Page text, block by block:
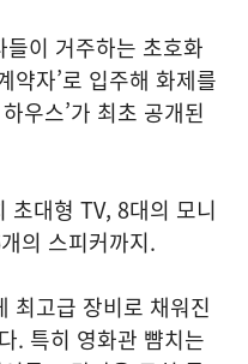
이 거주하는 초호화
약자’로 입주해 화제를
우스’가 최초 공개된
초대형 TV, 8대의 모니
의 스피커까지.
최고급 장비로 채워진
. 특히 영화관 뺨치는